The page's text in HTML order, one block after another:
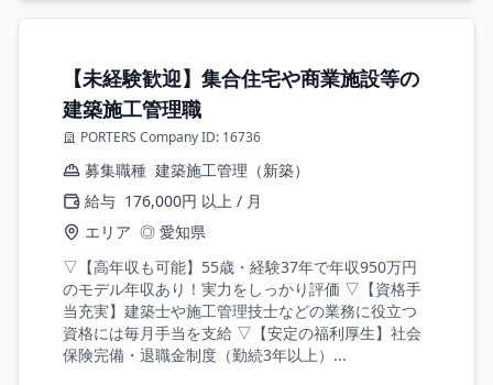
【未経験歓迎】集合住宅や商業施設等の
建築施工管理職
PORTERS Company ID: 16736
募集職種 建築施工管理（新築）
給与 176,000円 以上 / 月
エリア ◎ 愛知県
▽【高年収も可能】55歳・経験37年で年収950万円
のモデル年収あり！実力をしっかり評価 ▽【資格手
当充実】建築士や施工管理技士などの業務に役立つ
資格には毎月手当を支給 ▽【安定の福利厚生】社会
保険完備・退職金制度（勤続3年以上）...